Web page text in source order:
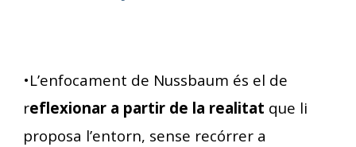
•L’enfocament de Nussbaum és el de
reflexionar a partir de la realitat que li
proposa l’entorn, sense recórrer a